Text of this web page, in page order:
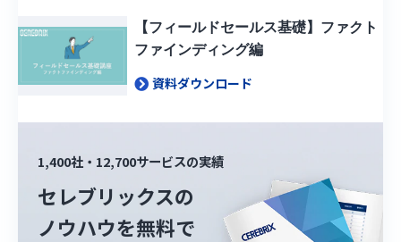
【フィールドセールス基礎】ファクト
ファインディング編
資料ダウンロード
1,400社・12,700サービスの実績
セレブリックスの
ノウハウを無料で